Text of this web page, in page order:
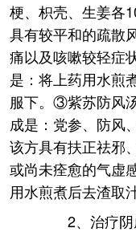
梗、枳壳、生姜各
具有较平和的疏散
痛以及咳嗽较轻症
是：将上药用水煎
服下。③紫苏防风
成是：党参、防风
该方具有扶正祛邪
或尚未痊愈的气虚
用水煎煮后去渣取
2、治疗阴